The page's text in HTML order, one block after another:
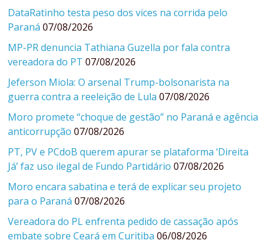
DataRatinho testa peso dos vices na corrida pelo
Paraná 07/08/2026
MP-PR denuncia Tathiana Guzella por fala contra
vereadora do PT 07/08/2026
Jeferson Miola: O arsenal Trump-bolsonarista na
guerra contra a reeleição de Lula 07/08/2026
Moro promete “choque de gestão” no Paraná e agência
anticorrupção 07/08/2026
PT, PV e PCdoB querem apurar se plataforma ‘Direita
Já’ faz uso ilegal de Fundo Partidário 07/08/2026
Moro encara sabatina e terá de explicar seu projeto
para o Paraná 07/08/2026
Vereadora do PL enfrenta pedido de cassação após
embate sobre Ceará em Curitiba 06/08/2026